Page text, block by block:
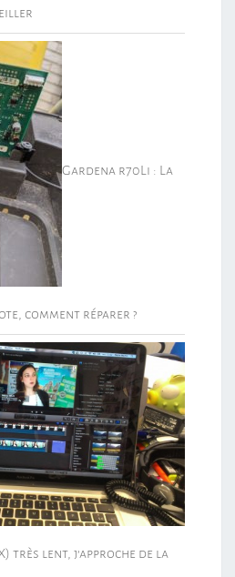
Gardena r70Li : La
comment réparer ?
très lent, j’approche de la